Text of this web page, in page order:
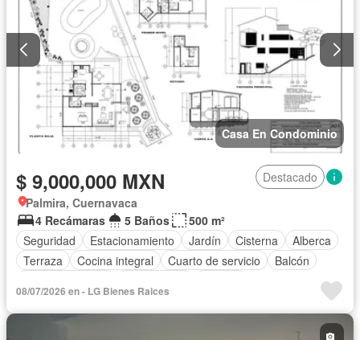
Casa En Condominio
$ 9,000,000 MXN
Destacado
Palmira, Cuernavaca
4 Recámaras
5 Baños
500 m²
Seguridad
Estacionamiento Jardín Cisterna
Alberca
Terraza
Cocina integral Cuarto de servicio
Balcón
Aire acondicionado
Electricidad
Cuarto de Limpieza
08/07/2026 en - LG Bienes Raices